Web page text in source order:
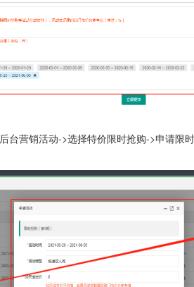
销活动->选择特价限时抢购->申请限时